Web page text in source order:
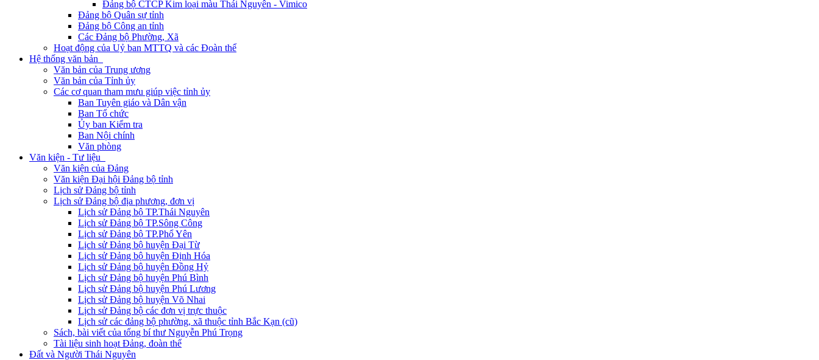
Đảng bộ CTCP Kim loại màu Thái Nguyên - Vimico
Đảng bộ Quân sự tỉnh
Đảng bộ Công an tỉnh
Các Đảng bộ Phường, Xã
Hoạt động của Uỷ ban MTTQ và các Đoàn thể
Hệ thống văn bản
Văn bản của Trung ương
Văn bản của Tỉnh ủy
Các cơ quan tham mưu giúp việc tỉnh ủy
Ban Tuyên giáo và Dân vận
Ban Tổ chức
Ủy ban Kiểm tra
Ban Nội chính
Văn phòng
Văn kiện - Tư liệu
Văn kiện của Đảng
Văn kiện Đại hội Đảng bộ tỉnh
Lịch sử Đảng bộ tỉnh
Lịch sử Đảng bộ địa phương, đơn vị
Lịch sử Đảng bộ TP.Thái Nguyên
Lịch sử Đảng bộ TP.Sông Công
Lịch sử Đảng bộ TP.Phổ Yên
Lịch sử Đảng bộ huyện Đại Từ
Lịch sử Đảng bộ huyện Định Hóa
Lịch sử Đảng bộ huyện Đồng Hỷ
Lịch sử Đảng bộ huyện Phú Bình
Lịch sử Đảng bộ huyện Phú Lương
Lịch sử Đảng bộ huyện Võ Nhai
Lịch sử Đảng bộ các đơn vị trực thuộc
Lịch sử các đảng bộ phường, xã thuộc tỉnh Bắc Kạn (cũ)
Sách, bài viết của tổng bí thư Nguyễn Phú Trọng
Tài liệu sinh hoạt Đảng, đoàn thể
Đất và Người Thái Nguyên